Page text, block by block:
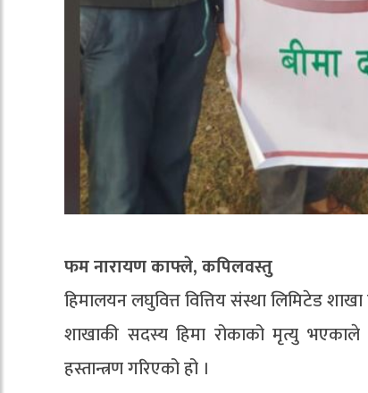
फम नारायण काफ्ले, कपिलवस्तु
हिमालयन लघुवित्त वित्तिय संस्था लिमिटेड
शाखाकी सदस्य हिमा रोकाको मृत्यु
हस्तान्त्रण गरिएको हो ।